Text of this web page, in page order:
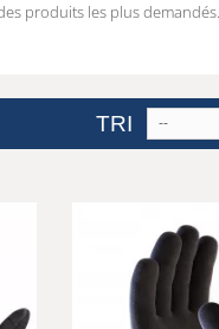
produits les plus
TRI --